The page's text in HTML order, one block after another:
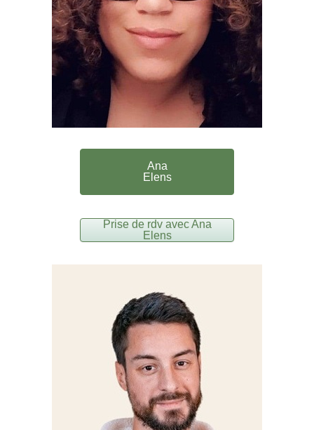
Ana
Elens
Prise de rdv avec Ana
Elens